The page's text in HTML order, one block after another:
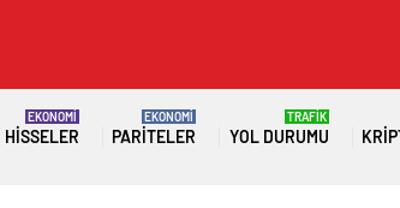
HISSELER
EKONOMİ
PARITELER
EKONOMİ
YOL DURUMU
TRAFİK